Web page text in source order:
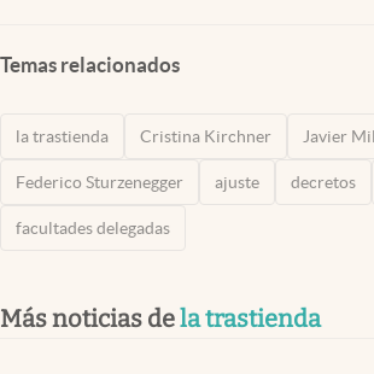
Temas relacionados
la trastienda Cristina Kirchner Javier
Federico Sturzenegger ajuste decretos
facultades delegadas
Más noticias dela trastienda